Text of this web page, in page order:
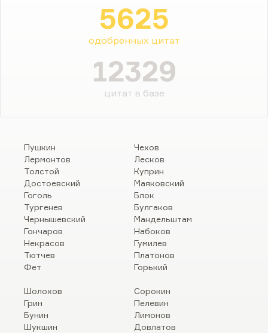
5625
одобренных цитат
12329
цитат в базе
Пушкин
Лермонтов
Толстой
Достоевский
Гоголь
Тургенев
Чернышевский
Гончаров
Некрасов
Тютчев
Фет
Чехов
Лесков
Куприн
Маяковский
Блок
Булгаков
Мандельштам
Набоков
Гумилев
Платонов
Горький
Шолохов
Грин
Бунин
Шукшин
Сорокин
Пелевин
Лимонов
Довлатов